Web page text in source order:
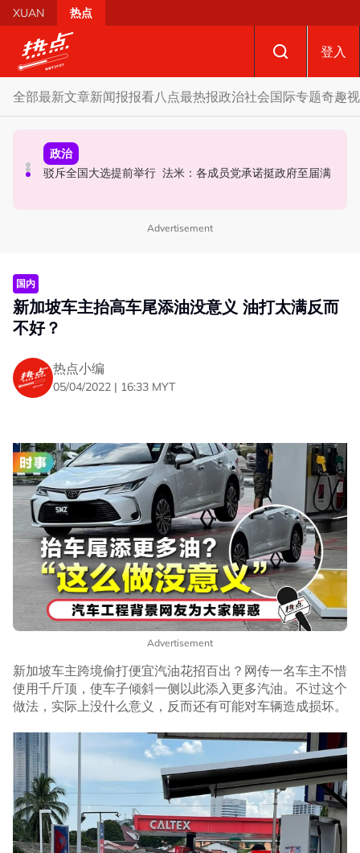
Skip to main content
XUAN 热点
登入
全部最新文章新闻报报看八点最热报政治社会国际专题奇趣
政治
要求安华解释为何冻结MyKHAS权限 5蓝眼议员: 改革不是
政治
驳斥全国大选提前举行 法米：各成员党承诺挺政府至届满
国际
AI电影沦“反面教材”？ 狮城本土电影公司国庆献礼掀网民
Advertisement
国内
新加坡车主抬高车尾添油没意义 油打太满反而
不好？
热点小编
05/04/2022 | 16:33 MYT
Advertisement
新加坡车主跨境偷打便宜汽油花招百出？网传一名车主不惜
使用千斤顶，使车子倾斜一侧以此添入更多汽油。不过这个
做法，实际上没什么意义，反而还有可能对车辆造成损坏。